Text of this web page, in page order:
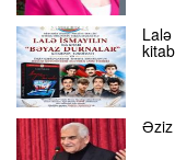
Lalə
Əziz